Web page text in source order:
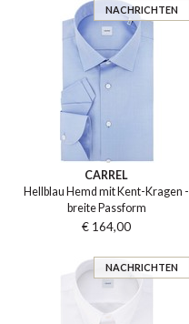
NACHRICHTEN
CARREL
Hellblau Hemd mit Kent-Kragen -
breite Passform
€ 164,00
NACHRICHTEN